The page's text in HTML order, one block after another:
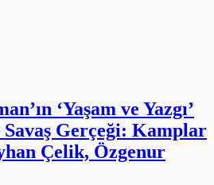
‘Yaşam ve Yazgı’
Gerçeği: Kamplar
Çelik, Özgenur